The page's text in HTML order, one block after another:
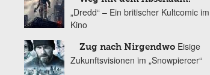
„Dredd“ – Ein britischer Kultcomic im
Kino
Zug nach Nirgendwo Eisige
Zukunftsvisionen im „Snowpiercer“